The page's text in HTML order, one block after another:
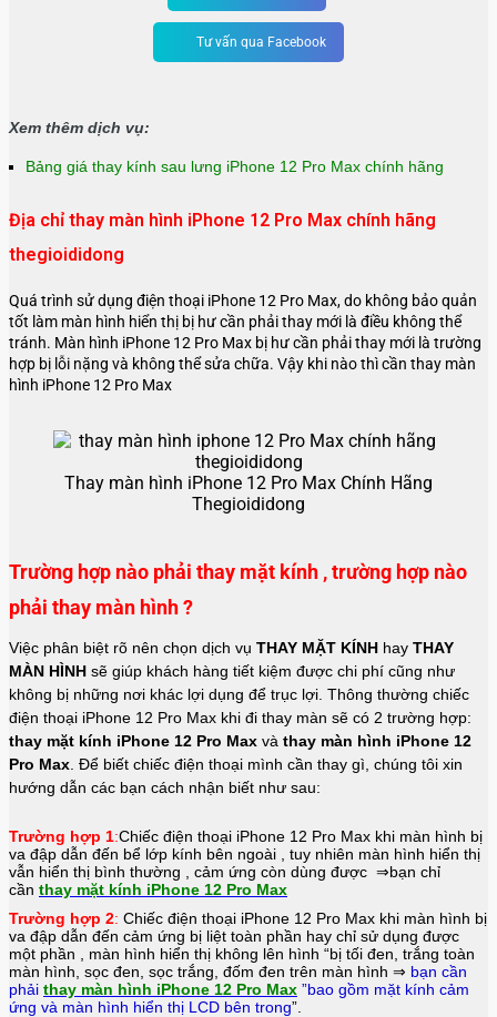
Tư vấn qua Facebook
Xem thêm dịch vụ:
Bảng giá thay kính sau lưng iPhone 12 Pro Max chính hãng
Địa chỉ thay màn hình iPhone 12 Pro Max chính hãng
thegioididong
Quá trình sử dụng điện thoại iPhone 12 Pro Max, do không bảo quản
tốt làm màn hình hiển thị bị hư cần phải thay mới là điều không thể
tránh. Màn hình iPhone 12 Pro Max bị hư cần phải thay mới là trường
hợp bị lỗi nặng và không thể sửa chữa. Vậy khi nào thì cần thay màn
hình iPhone 12 Pro Max
Thay màn hình iPhone 12 Pro Max Chính Hãng
Thegioididong
Trường hợp nào phải thay mặt kính , trường hợp nào
phải thay màn hình ?
Việc phân biệt rõ nên chọn dịch vụ THAY MẶT KÍNH hay THAY
MÀN HÌNH sẽ giúp khách hàng tiết kiệm được chi phí cũng như
không bị những nơi khác lợi dụng để trục lợi. Thông thường chiếc
điện thoại iPhone 12 Pro Max khi đi thay màn sẽ có 2 trường hợp:
thay mặt kính iPhone 12 Pro Max và thay màn hình iPhone 12
Pro Max . Để biết chiếc điện thoại mình cần thay gì, chúng tôi xin
hướng dẫn các bạn cách nhận biết như sau:
Trường hợp 1:Chiếc điện thoại iPhone 12 Pro Max khi màn hình bị
va đập dẫn đến bể lớp kính bên ngoài , tuy nhiên màn hình hiển thị
vẫn hiển thị bình thường , cảm ứng còn dùng được ⇒bạn chỉ
cần thay mặt kính iPhone 12 Pro Max
Trường hợp 2: Chiếc điện thoại iPhone 12 Pro Max khi màn hình bị
va đập dẫn đến cảm ứng bị liệt toàn phần hay chỉ sử dụng được
một phần , màn hình hiển thị không lên hình “bị tối đen, trắng toàn
màn hình, sọc đen, sọc trắng, đốm đen trên màn hình ⇒ bạn cần
phải thay màn hình iPhone 12 Pro Max ”bao gồm mặt kính cảm
ứng và màn hình hiển thị LCD bên trong”.